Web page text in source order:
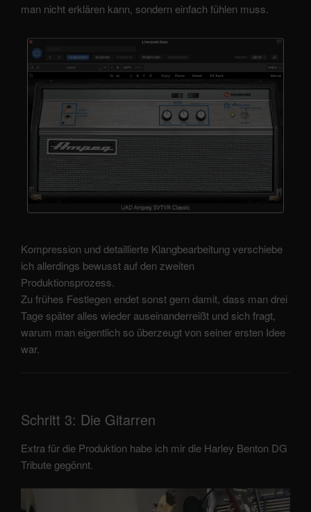
man nicht erklären kann, sondern einfach fühlen muss.
Kompression und detaillierte Klangbearbeitung verschiebe
ich allerdings bewusst auf den zweiten
Produktionsprozess.
Zu frühes Festlegen endet sonst gern damit, dass man drei
Tage später alles wieder auseinanderreißt und sich fragt,
warum man eigentlich so überzeugt von seiner ersten Idee
war.
Schritt 3: Die Gitarren
Extra für die Produktion habe ich mir die Harley Benton DG
Tribute gegönnt.